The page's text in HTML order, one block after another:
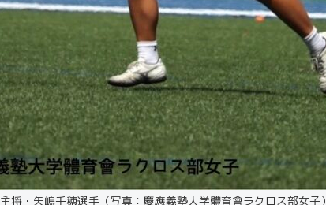
主将・矢嶋千穂選手（写真：慶應義塾大学體育會ラクロス部女子）